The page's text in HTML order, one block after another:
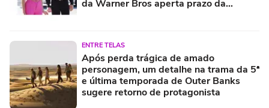
da Warner Bros aperta prazo da
ENTRE TELAS
Após perda trágica de amado
personagem, um detalhe na trama da 5ª
e última temporada de Outer Banks
sugere retorno de protagonista